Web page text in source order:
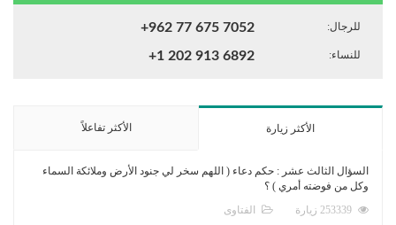
للرجال: +962 77 675 7052
للنساء: +1 202 913 6892
الأكثر زيارة الأكثر تفاعلاً
السؤال الثالث عشر : حكم دعاء ( اللهم سخر لي جنود الأرض وملائكة السماء
وكل من فوضته أمري ) ؟
الفتاوى